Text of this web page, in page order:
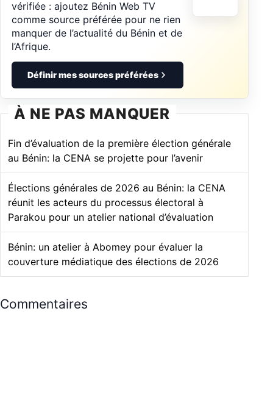
vérifiée : ajoutez Bénin Web TV
comme source préférée pour ne rien
manquer de l’actualité du Bénin et de
l’Afrique.
Définir mes sources préférées
À NE PAS MANQUER
Fin d’évaluation de la première élection générale
au Bénin: la CENA se projette pour l’avenir
Élections générales de 2026 au Bénin: la CENA
réunit les acteurs du processus électoral à
Parakou pour un atelier national d’évaluation
Bénin: un atelier à Abomey pour évaluer la
couverture médiatique des élections de 2026
Commentaires